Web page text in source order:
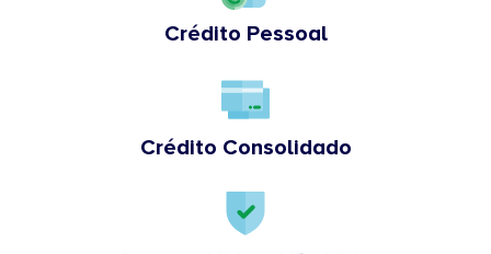
Crédito Pessoal
Crédito Consolidado